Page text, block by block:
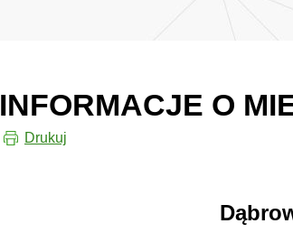
INFORMACJE O
Drukuj